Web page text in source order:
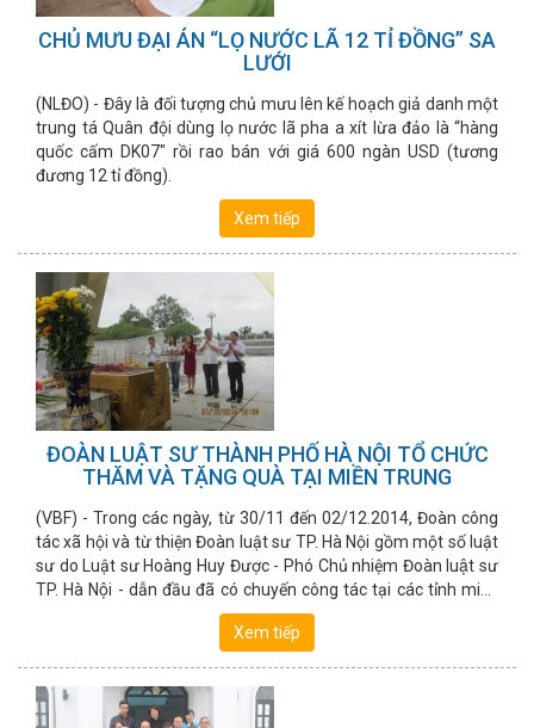
CHỦ MƯU ĐẠI ÁN “LỌ NƯỚC LÃ 12 TỈ ĐỒNG” SA
LƯỚI
(NLĐO) - Đây là đối tượng chủ mưu lên kế hoạch giả danh một
trung tá Quân đội dùng lọ nước lã pha a xít lừa đảo là “hàng
quốc cấm DK07" rồi rao bán với giá 600 ngàn USD (tương
đương 12 tỉ đồng).
Xem tiếp
ĐOÀN LUẬT SƯ THÀNH PHỐ HÀ NỘI TỔ CHỨC
THĂM VÀ TẶNG QUÀ TẠI MIỀN TRUNG
(VBF) - Trong các ngày, từ 30/11 đến 02/12.2014, Đoàn công
tác xã hội và từ thiện Đoàn luật sư TP. Hà Nội gồm một số luật
sư do Luật sư Hoàng Huy Được - Phó Chủ nhiệm Đoàn luật sư
TP. Hà Nội - dẫn đầu đã có chuyến công tác tại các tỉnh miền
Xem tiếp